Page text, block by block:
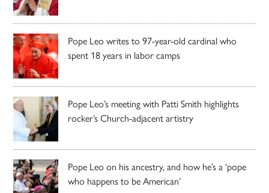
Pope Leo writes to 97-year-old cardinal who
spent 18 years in labor camps
Pope Leo’s meeting with Patti Smith highlights
rocker’s Church-adjacent artistry
Pope Leo on his ancestry, and how he’s a ‘pope
who happens to be American’